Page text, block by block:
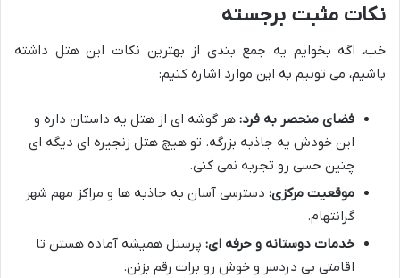
نکات مثبت برجسته
خب، اگه بخوایم یه جمع بندی از بهترین نکات این هتل داشته
باشیم، می تونیم به این موارد اشاره کنیم:
فضای منحصر به فرد: هر گوشه ای از هتل یه داستان داره و
این خودش یه جاذبه بزرگه. تو هیچ هتل زنجیره ای دیگه ای
چنین حسی رو تجربه نمی کنی.
موقعیت مرکزی: دسترسی آسان به جاذبه ها و مراکز مهم شهر
گرانتهام.
خدمات دوستانه و حرفه ای: پرسنل همیشه آماده هستن تا
اقامتی بی دردسر و خوش رو برات رقم بزنن.